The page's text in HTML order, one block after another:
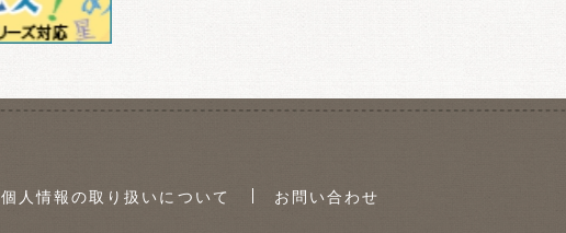
個人情報の取り扱いについて お問い合わせ